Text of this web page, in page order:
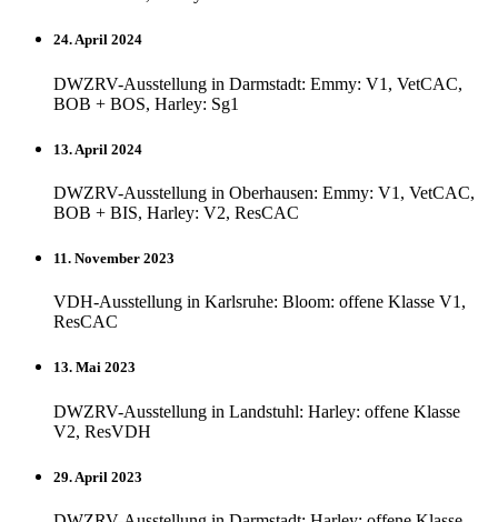
24. April 2024
DWZRV-Ausstellung in Darmstadt: Emmy: V1, VetCAC,
BOB + BOS, Harley: Sg1
13. April 2024
DWZRV-Ausstellung in Oberhausen: Emmy: V1, VetCAC,
BOB + BIS, Harley: V2, ResCAC
11. November 2023
VDH-Ausstellung in Karlsruhe: Bloom: offene Klasse V1,
ResCAC
13. Mai 2023
DWZRV-Ausstellung in Landstuhl: Harley: offene Klasse
V2, ResVDH
29. April 2023